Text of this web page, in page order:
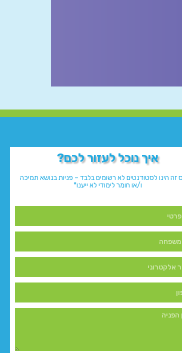
איך נוכל לעזור לכם?
זה הינו לסטודנטים לא רשומים בלבד – פניות בנושא תמיכה
ו/או חומר לימודי לא ייענו*